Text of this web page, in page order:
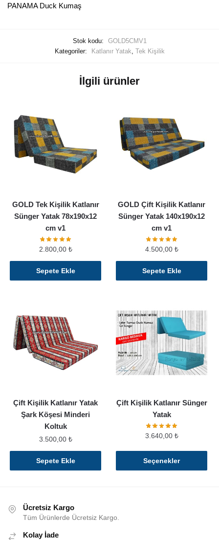
PANAMA Duck Kumaş
Stok kodu:
GOLD5CMV1
Kategoriler:
Katlanır Yatak, Tek Kişilik
İlgili ürünler
GOLD Tek Kişilik Katlanır
Sünger Yatak 78x190x12
cm v1
2.800,00 ₺
Sepete Ekle
GOLD Çift Kişilik Katlanır
Sünger Yatak 140x190x12
cm v1
4.500,00 ₺
Sepete Ekle
Çift Kişilik Katlanır Yatak
Şark Köşesi Minderi
Koltuk
3.500,00 ₺
Sepete Ekle
Çift Kişilik Katlanır Sünger
Yatak
3.640,00 ₺
Seçenekler
ürünün
Ücretsiz Kargo
Tüm Ürünlerde Ücretsiz Kargo.
Kolay İade